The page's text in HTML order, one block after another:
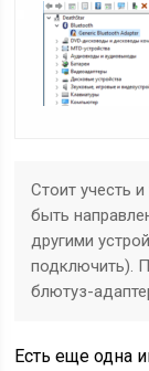
Стоит учесть
быть
другими
подключить).
блютуз-
Есть еще одна